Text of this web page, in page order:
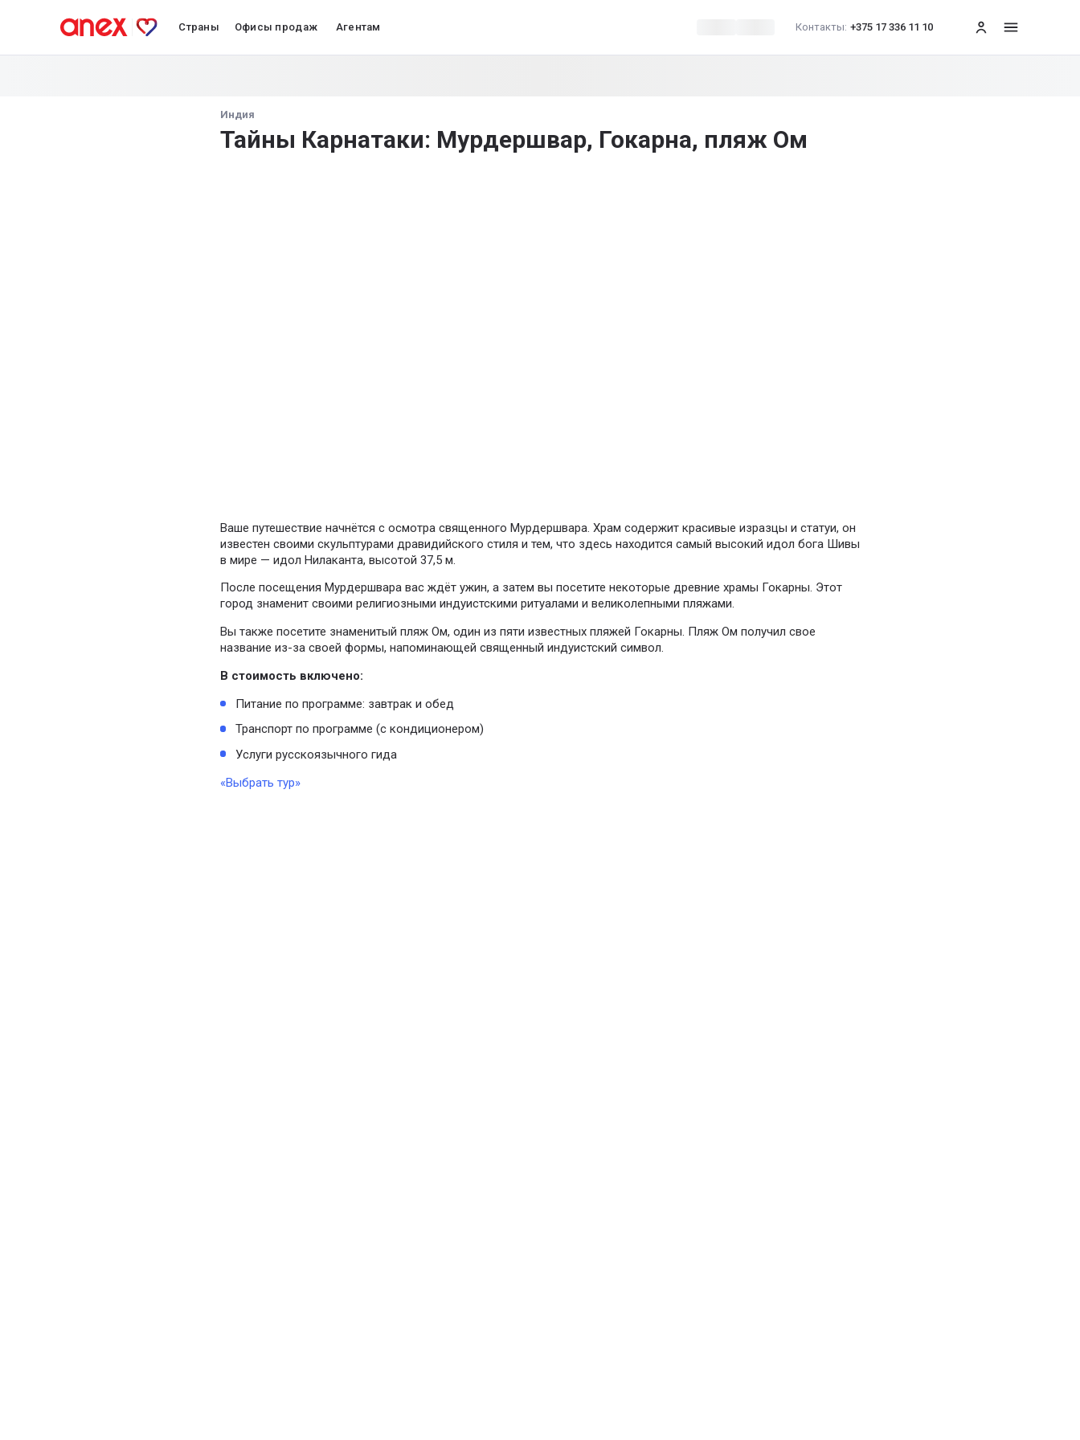
Страны Офисы продаж Агентам Контакты: +375 17 336 11 10 меню
Индия
Тайны Карнатаки: Мурдершвар, Гокарна, пляж Ом
Ваше путешествие начнётся с осмотра священного Мурдершвара. Храм содержит красивые изразцы и статуи, он
известен своими скульптурами дравидийского стиля и тем, что здесь находится самый высокий идол бога Шивы
в мире — идол Нилаканта, высотой 37,5 м.
После посещения Мурдершвара вас ждёт ужин, а затем вы посетите некоторые древние храмы Гокарны. Этот
город знаменит своими религиозными индуистскими ритуалами и великолепными пляжами.
Вы также посетите знаменитый пляж Ом, один из пяти известных пляжей Гокарны. Пляж Ом получил свое
название из-за своей формы, напоминающей священный индуистский символ.
В стоимость включено:
Питание по программе: завтрак и обед
Транспорт по программе (с кондиционером)
Услуги русскоязычного гида
«Выбрать тур»